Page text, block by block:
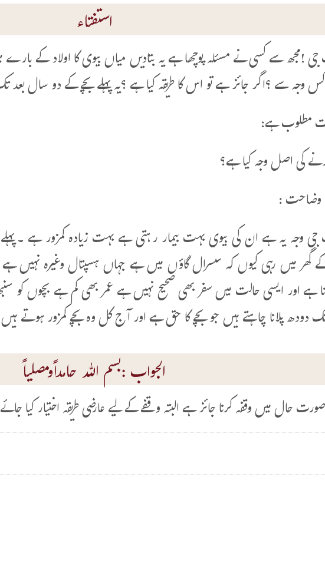
استفتاء
!مجھ سے کسی نے مسئلہ پوچھا ہے یہ بتادیں میاں بیوی کا اولاد کے بارے
وجہ سے ؟اگر جائز ہے تو اس کا طریقہ کیا ہے ؟یہ پہلے بچے کے دو سال بعد
مطلوب ہے:
کی اصل وجہ کیا ہے؟
:
وجہ یہ ہے ان کی بیوی بہت بیمار رہتی ہے بہت زیادہ کمزور ہے
میں رہی کیوں کہ سسرال گاؤں میں ہے جہاں ہسپتال وغیرہ نہیں ہے
ہے اور ایسی حالت میں سفر بھی صحیح نہیں ہے عمر بھی کم ہے بچوں کو
پلانا چاہتے ہیں جو بچے کا حق ہے اور آج کل وہ بچے کمزور ہوتے
الجواب :بسم اللہ حامداًومصلیاً
حال میں وقفہ کرنا جائز ہے البتہ وقفے کے لیے عارضی طریقہ اختیار کیا